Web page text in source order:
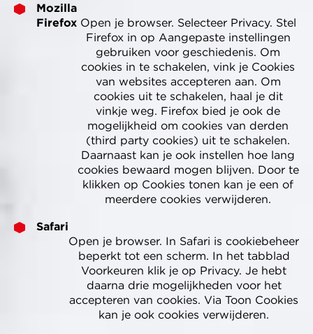
Mozilla
Firefox Open je browser. Selecteer Privacy. Stel
Firefox in op Aangepaste instellingen
gebruiken voor geschiedenis. Om
cookies in te schakelen, vink je Cookies
van websites accepteren aan. Om
cookies uit te schakelen, haal je dit
vinkje weg. Firefox bied je ook de
mogelijkheid om cookies van derden
(third party cookies) uit te schakelen.
Daarnaast kan je ook instellen hoe lang
cookies bewaard mogen blijven. Door te
klikken op Cookies tonen kan je een of
meerdere cookies verwijderen.
Safari
Open je browser. In Safari is cookiebeheer
beperkt tot een scherm. In het tabblad
Voorkeuren klik je op Privacy. Je hebt
daarna drie mogelijkheden voor het
accepteren van cookies. Via Toon Cookies
kan je ook cookies verwijderen.